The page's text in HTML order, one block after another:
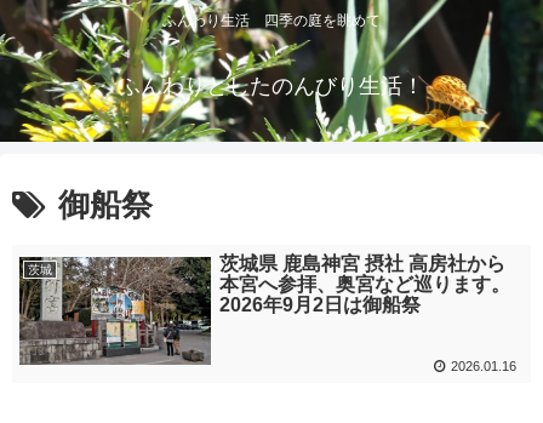
ふんわり生活 四季の庭を眺めて
ふんわりとしたのんびり生活！
御船祭
茨城
茨城県 鹿島神宮 摂社 高房社から
本宮へ参拝、奥宮など巡ります。
2026年9月2日は御船祭
2026.01.16